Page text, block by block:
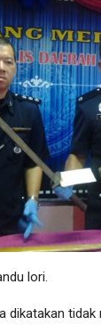
lori.
dikatakan